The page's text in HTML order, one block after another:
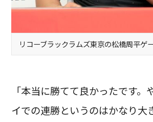
リコーブラックラムズ東京の松橋周平ゲ
「本当に勝てて良かったです。
イでの連勝というのはかなり大